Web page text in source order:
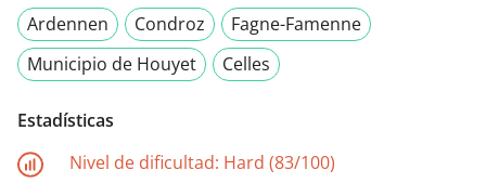
Ardennen
Condroz
Fagne-Famenne
Municipio de Houyet
Celles
Estadísticas
Nivel de dificultad: Hard (83/100)